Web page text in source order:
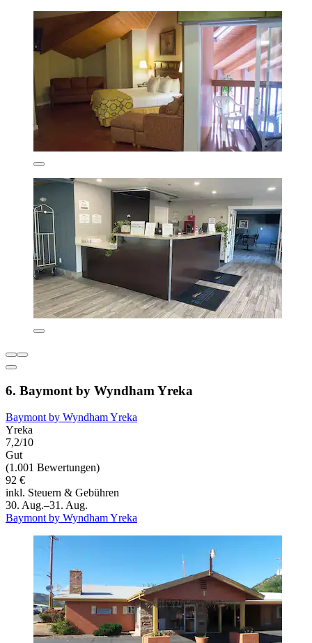
6. Baymont by Wyndham Yreka
Baymont by Wyndham Yreka
Yreka
7,2/10
Gut
(1.001 Bewertungen)
92 €
inkl. Steuern & Gebühren
30. Aug.–31. Aug.
Baymont by Wyndham Yreka